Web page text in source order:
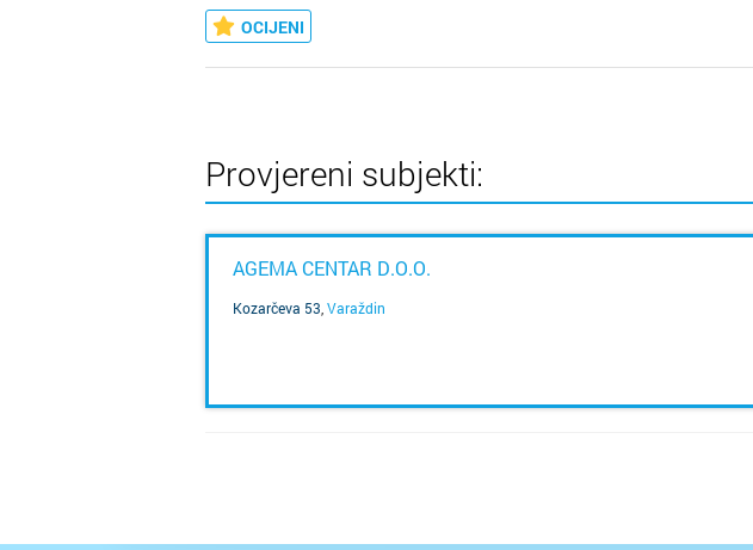
OCIJENI
Provjereni subjekti:
AGEMA CENTAR D.O.O.
Kozarčeva 53 Varaždin